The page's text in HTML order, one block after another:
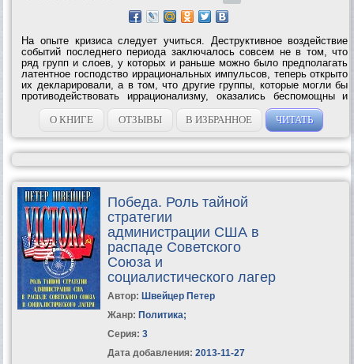
На опыте кризиса следует учиться. Деструктивное воздействие
событий последнего периода заключалось совсем не в том, что
ряд групп и слоев, у которых и раньше можно было предполагать
латентное господство иррациональных импульсов, теперь открыто
их декларировали, а в том, что другие группы, которые могли бы
противодействовать иррационализму, оказались беспомощны и
как бы внезапно потеряли веру в формирующую общество власть
разума…...
О КНИГЕ ОТЗЫВЫ В ИЗБРАННОЕ ЧИТАТЬ
Победа. Роль тайной
стратегии
администрации США в
распаде Советского
Союза и
социалистического лагер
Автор: Швейцер Петер
Жанр: Политика;
Серия: 3
Дата добавления: 2013-11-27